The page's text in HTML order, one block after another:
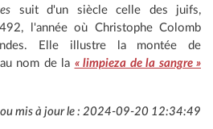
suit d'un siècle celle des juifs,
l'année où Christophe Colomb
Elle illustre la montée de
nom de la « limpieza de la sangre »
ou mis à jour le : 2024-09-20 12:34:49